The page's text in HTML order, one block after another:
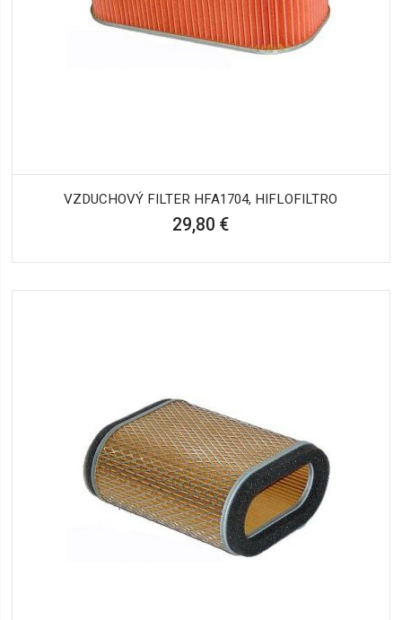
VZDUCHOVÝ FILTER HFA1704, HIFLOFILTRO
29,80 €